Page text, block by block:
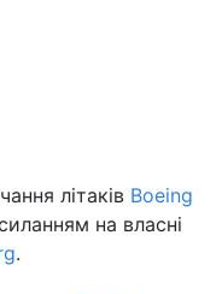
літаків Boeing
на власні
.